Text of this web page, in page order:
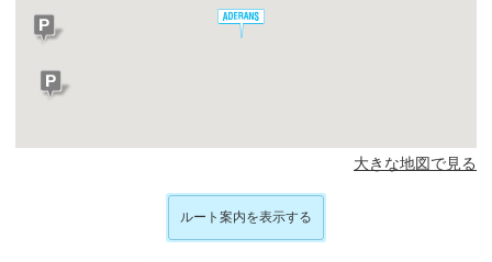
大きな地図で見る
ルート案内を表示する